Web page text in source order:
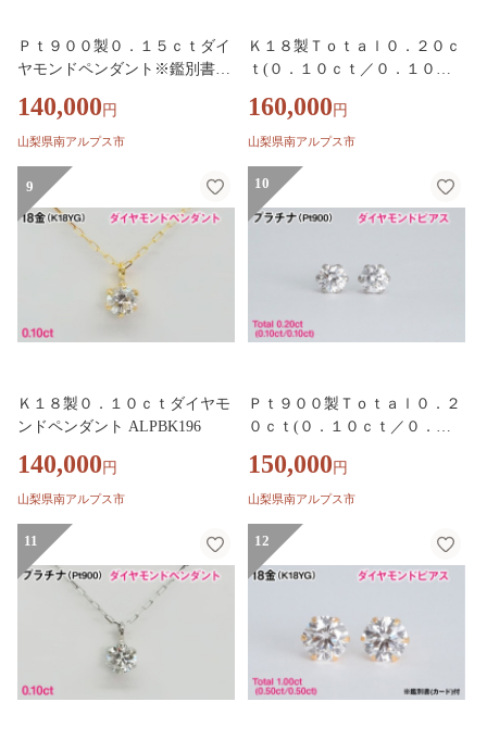
Ｐｔ９００製０．１５ｃｔダイ
ヤモンドペンダント※鑑別書
140,000 円
山梨県南アルプス市
Ｋ１８製Ｔｏｔａｌ０．２０ｃ
ｔ(０．１０ｃｔ／０．１０ｃ
197
160,000 円
山梨県南アルプス市
9
Ｋ１８製０．１０ｃｔダイヤモ
ンドペンダント ALPBK196
140,000 円
山梨県南アルプス市
10
Ｐｔ９００製Ｔｏｔａｌ０．２
０ｃｔ(０．１０ｃｔ／０．１
PBK195
150,000 円
山梨県南アルプス市
11 12